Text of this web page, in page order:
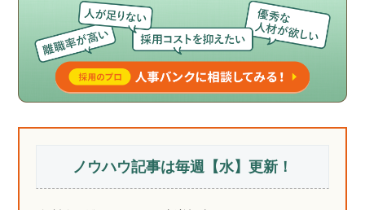
ノウハウ記事は毎週【水】更新！